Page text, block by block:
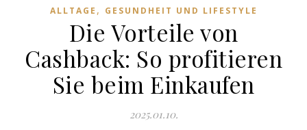
ALLTAGE , GESUNDHEIT UND LIFESTYLE
Die Vorteile von
Cashback: So profitieren
Sie beim Einkaufen
2025.01.10.